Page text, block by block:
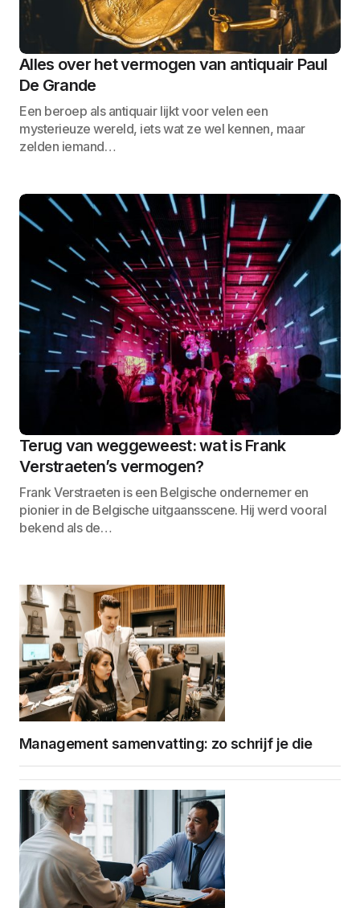
Alles over het vermogen van antiquair Paul
De Grande
Een beroep als antiquair lijkt voor velen een
mysterieuze wereld, iets wat ze wel kennen, maar
zelden iemand…
Terug van weggeweest: wat is Frank
Verstraeten’s vermogen?
Frank Verstraeten is een Belgische ondernemer en
pionier in de Belgische uitgaansscene. Hij werd vooral
bekend als de…
Management samenvatting: zo schrijf je die